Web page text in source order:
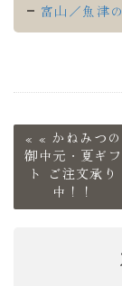
富山／魚津
« かねみつの
御中元・夏ギフ
ト ご注文承り
中！！